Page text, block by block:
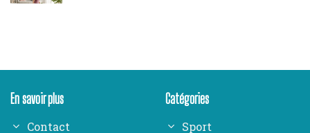
En savoir plus
Contact
Catégories
Sport